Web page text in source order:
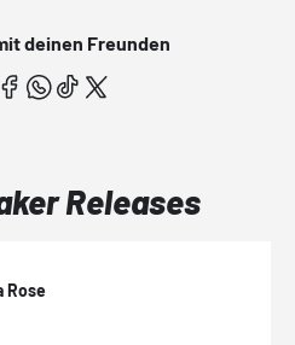
deinen Freunden
Releases
Rose